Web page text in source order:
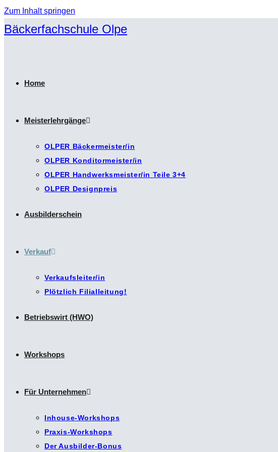
Zum Inhalt springen
Bäckerfachschule Olpe
Home
Meisterlehrgänge
OLPER Bäckermeister/in
OLPER Konditormeister/in
OLPER Handwerksmeister/in Teile 3+4
OLPER Designpreis
Ausbilderschein
Verkauf
Verkaufsleiter/in
Plötzlich Filialleitung!
Betriebswirt (HWO)
Workshops
Für Unternehmen
Inhouse-Workshops
Praxis-Workshops
Der Ausbilder-Bonus